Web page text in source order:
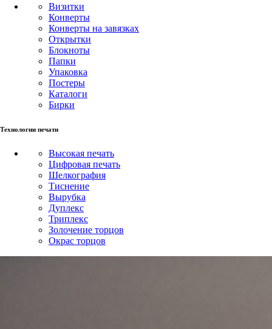
Визитки
Конверты
Конверты на завязках
Открытки
Блокноты
Папки
Упаковка
Постеры
Каталоги
Бирки
Технологии печати
Высокая печать
Цифровая печать
Шелкография
Тиснение
Вырубка
Дуплекс
Триплекс
Золочение торцов
Окрас торцов